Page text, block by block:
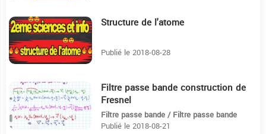
11:28 Structure de l'atome
Publié le 2018-08-28
4:50 Filtre passe bande construction de
Fresnel
Filtre passe bande / Filtre passe bande
Publié le 2018-08-21